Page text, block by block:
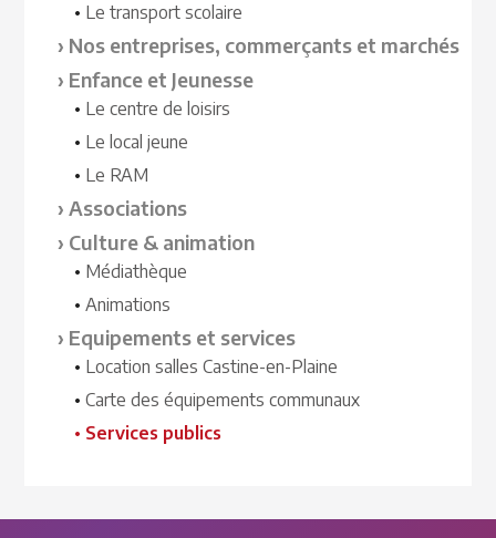
Le transport scolaire
Nos entreprises, commerçants et marchés
Enfance et Jeunesse
Le centre de loisirs
Le local jeune
Le RAM
Associations
Culture & animation
Médiathèque
Animations
Equipements et services
Location salles Castine-en-Plaine
Carte des équipements communaux
Services publics